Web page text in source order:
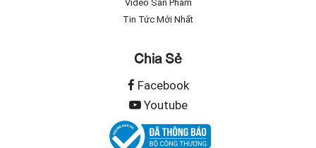
Video Sản Phẩm
Tin Tức Mới Nhất
Chia Sẻ
Facebook
Youtube